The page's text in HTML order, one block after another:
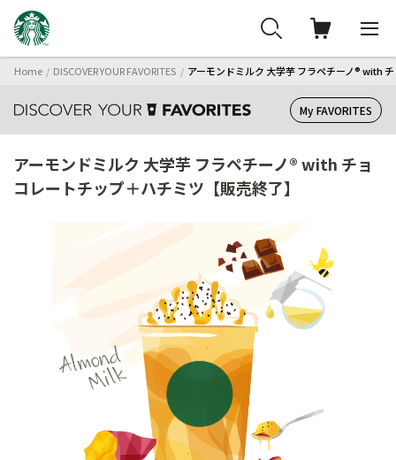
Home DISCOVER YOUR FAVORITES アーモンドミルク 大学芋 フラペチーノ® with
My FAVORITES
アーモンドミルク 大学芋 フラペチーノ® with チョ
コレートチップ＋ハチミツ【販売終了】